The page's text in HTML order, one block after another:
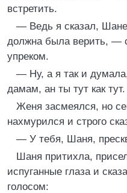
встретить.
— Ведь я сказал,
должна была верить, —
упреком.
— Ну, а я так и
дамам, ан ты тут как тут.
Женя засмеялся, но
нахмурился и строго
— У тебя, Шаня,
Шаня притихла,
испуганные глаза и
голосом: